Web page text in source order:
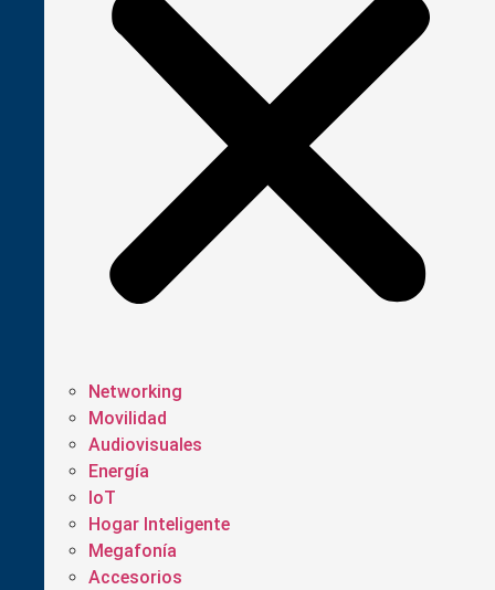
Networking
Movilidad
Audiovisuales
Energía
IoT
Hogar Inteligente
Megafonía
Accesorios